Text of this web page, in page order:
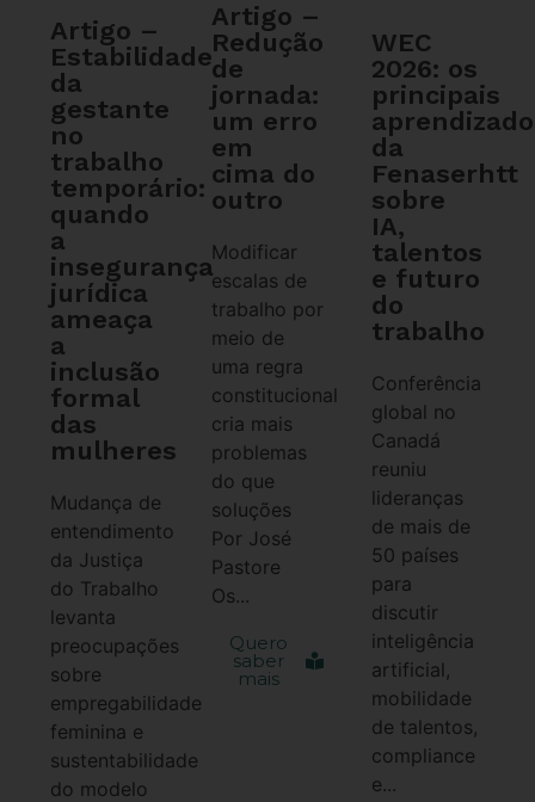
Artigo –
Estabilidade
da
gestante
no
trabalho
temporário:
quando
a
insegurança
jurídica
ameaça
a
inclusão
formal
das
mulheres
Mudança de
entendimento
da Justiça
do Trabalho
levanta
preocupações
sobre
empregabilidade
feminina e
sustentabilidade
do modelo
Artigo –
Redução
de
jornada:
um erro
em
cima do
outro
Modificar
escalas de
trabalho por
meio de
uma regra
constitucional
cria mais
problemas
do que
soluções
Por José
Pastore
Os...
Quero
saber
mais
WEC
2026: os
principais
da
Fenaserhtt
sobre
IA,
talentos
e futuro
do
trabalho
Conferência
global no
Canadá
reuniu
lideranças
de mais de
50 países
para
discutir
inteligência
artificial,
mobilidade
de talentos,
compliance
e...